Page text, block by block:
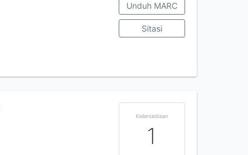
Unduh MARC
Sitasi
Ketersediaan
1